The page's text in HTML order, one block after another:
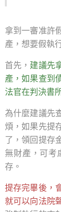
拿到一審准許
產，想要假執
首先， 建議先
產，如果查到
法官在判決書
為什麼建議先
煩，如果先提
了，領回提存
無財產，可考
存。
提存完畢後，
就可以向法院